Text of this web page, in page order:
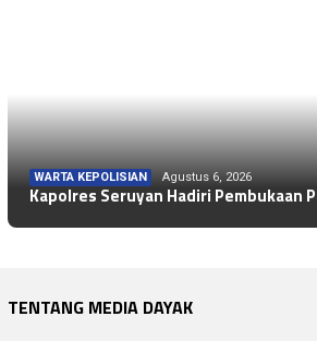
WARTA KEPOLISIAN Agustus 6, 2026
Kapolres Seruyan Hadiri Pembukaan
TENTANG MEDIA DAYAK